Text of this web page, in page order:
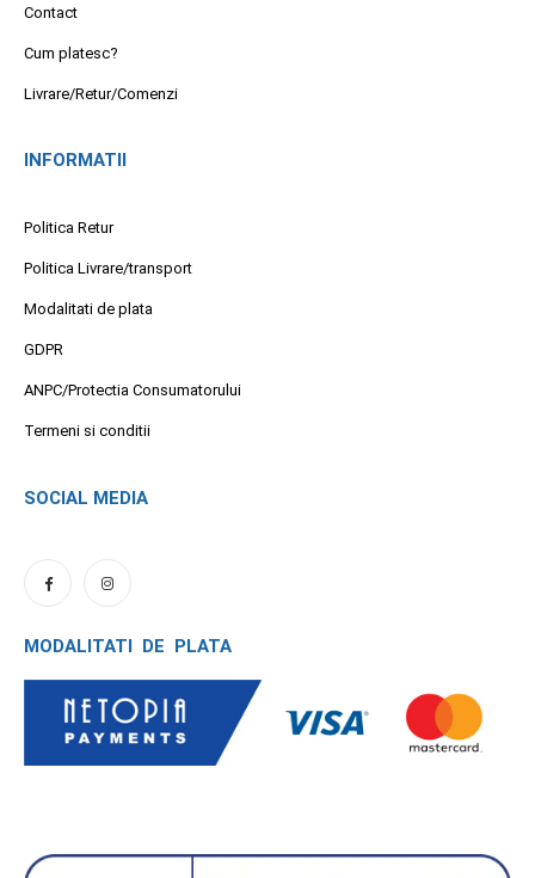
Contact
Cum platesc?
Livrare/Retur/Comenzi
INFORMATII
Politica Retur
Politica Livrare/transport
Modalitati de plata
GDPR
ANPC/Protectia Consumatorului
Termeni si conditii
SOCIAL MEDIA
MODALITATI DE PLATA